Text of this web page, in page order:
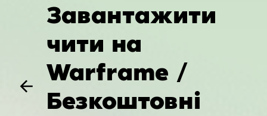
Завантажити
чити на
Warframe /
Безкоштовні